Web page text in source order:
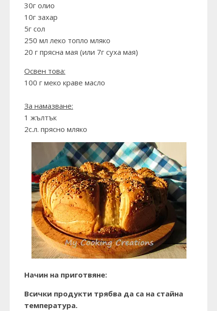
30г олио
10г захар
5г сол
250 мл леко топло мляко
20 г прясна мая (или 7г суха мая)
Освен това:
100 г меко краве масло
За намазване:
1 жълтък
2с.л. прясно мляко
Начин на приготвяне:
Всички продукти трябва да са на стайна
температура.